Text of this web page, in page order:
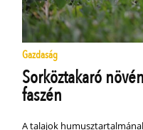
Gazdaság
Sorköztakaró
faszén
A talajok